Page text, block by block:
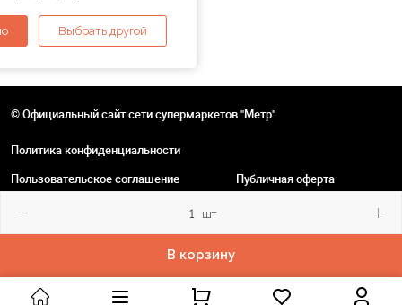
шт
В корзину
Выбрать другой
© Официальный сайт сети супермаркетов "Метр"
Политика конфиденциальности
Пользовательское соглашение
Публичная оферта